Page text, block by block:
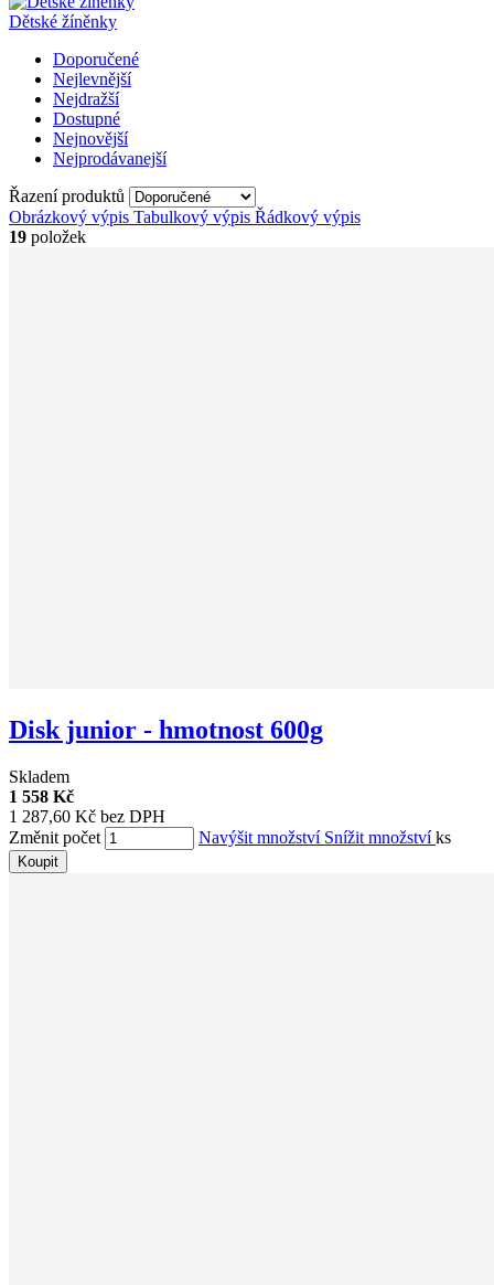
Dětské žíněnky
Doporučené
Nejlevnější
Nejdražší
Dostupné
Nejnovější
Nejprodávanejší
Řazení produktů
Obrázkový výpis Tabulkový výpis Řádkový výpis
19 položek
Disk junior - hmotnost 600g
Skladem
1 558 Kč
1 287,60 Kč bez DPH
Změnit počet
Navýšit množství Snížit množstvíks
Koupit